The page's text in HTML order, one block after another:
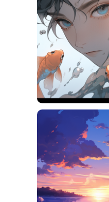
一一